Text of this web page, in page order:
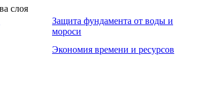
Защита фундамента от воды и
мороси
Экономия времени и ресурсов